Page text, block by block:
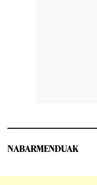
NABARMENDUAK